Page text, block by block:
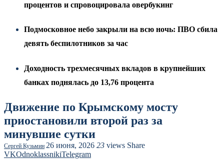
процентов и спровоцировала овербукинг
Подмосковное небо закрыли на всю ночь: ПВО сбила
девять беспилотников за час
Доходность трехмесячных вкладов в крупнейших
банках поднялась до 13,76 процента
Движение по Крымскому мосту
приостановили второй раз за
минувшие сутки
Сергей Кузьмин 26 июня, 2026 23 views Share
VKOdnoklassnikiTelegram